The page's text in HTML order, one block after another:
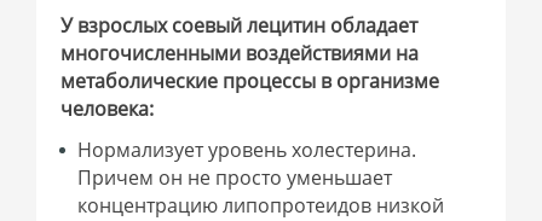
У взрослых соевый лецитин обладает
многочисленными воздействиями на
метаболические процессы в организме
человека:
Нормализует уровень холестерина.
Причем он не просто уменьшает
концентрацию липопротеидов низкой